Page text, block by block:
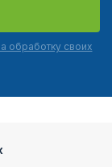
обработку своих